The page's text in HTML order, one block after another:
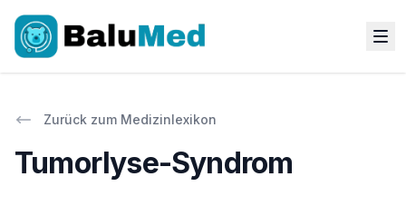
Zurück zum Medizinlexikon
Tumorlyse-Syndrom